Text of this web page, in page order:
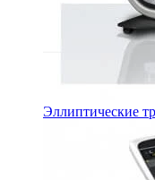
Эллиптические